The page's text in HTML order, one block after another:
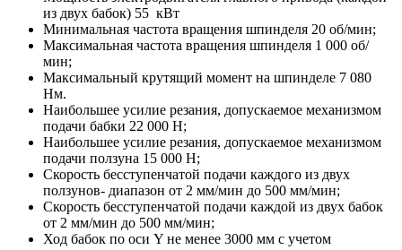
из двух бабок) 55 кВт
Минимальная частота вращения шпинделя 20 об/мин;
Максимальная частота вращения шпинделя 1 000 об/
мин;
Максимальный крутящий момент на шпинделе 7 080
Нм.
Наибольшее усилие резания, допускаемое механизмом
подачи бабки 22 000 Н;
Наибольшее усилие резания, допускаемое механизмом
подачи ползуна 15 000 Н;
Скорость бесступенчатой подачи каждого из двух
ползунов- диапазон от 2 мм/мин до 500 мм/мин;
Скорость бесступенчатой подачи каждой из двух бабок
от 2 мм/мин до 500 мм/мин;
Ход бабок по оси Y не менее 3000 мм с учетом